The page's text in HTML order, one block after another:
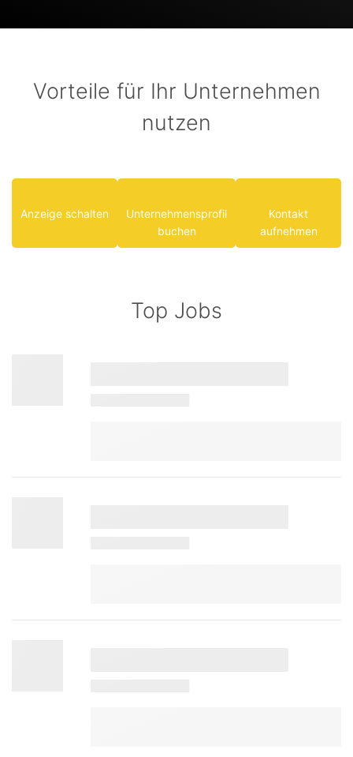
Vorteile für Ihr Unternehmen
nutzen
Anzeige schalten
Unternehmensprofil
buchen
Kontakt
aufnehmen
Top Jobs